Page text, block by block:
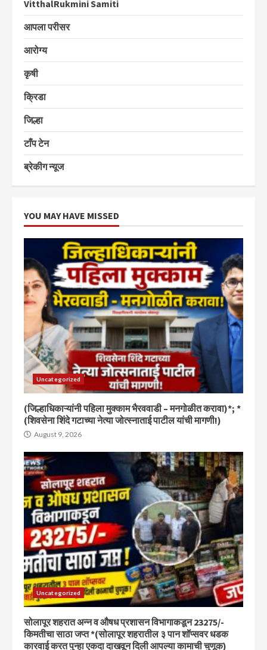
VitthalRukmini Samiti
आपला परीसर
आरोग्य
कृषी
क्रिडा
जिल्हा
टाँप टेन
ब्रेकीग न्यूज
YOU MAY HAVE MISSED
Uncategorized
(जिल्हाधिकाऱ्यांनी पहिला मुक्काम भैरववाडी – मनगोळीत करावा)*; *
(शिवसेना शिंदे गटाच्या नेत्या जोत्स्नाताई पाटील यांची मागणी!)
August 9, 2026
Uncategorized
सोलापूर शहरात अन्न व औषध प्रशासन विभागाकडून 23275/-
किमतीचा साठा जप्त *(सोलापूर शहरातील ३ पान शॉप्सवर धडक
कारवाई करत पुन्हा एकदा दाखवून दिली आपल्या कामाची चुणूक)